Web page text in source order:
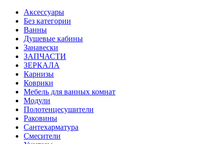
Аксессуары
Без категории
Ванны
Душевые кабины
Занавески
ЗАПЧАСТИ
ЗЕРКАЛА
Карнизы
Коврики
Мебель для ванных комнат
Модули
Полотенцесушители
Раковины
Сантехарматура
Смесители